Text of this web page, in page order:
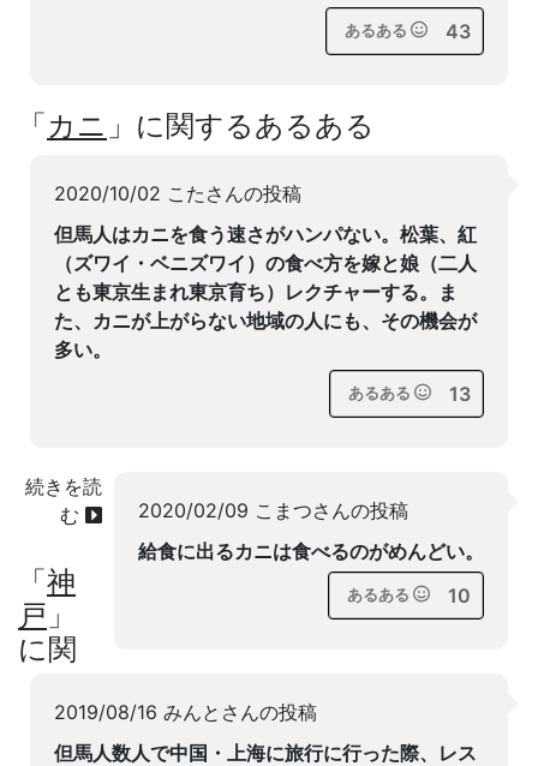
あるある 43
「カニ 」に関するあるある
2020/10/02 こたさんの投稿
但馬人はカニを食う速さがハンパない。松葉、紅
（ズワイ・ベニズワイ）の食べ方を嫁と娘（二人
とも東京生まれ東京育ち）レクチャーする。ま
た、カニが上がらない地域の人にも、その機会が
多い。
あるある 13
2020/02/09 こまつさんの投稿
給食に出るカニは食べるのがめんどい。
あるある 10
2019/08/16 みんとさんの投稿
但馬人数人で中国・上海に旅行に行った際、レス
続きを読
む
「神
戸 」
に関